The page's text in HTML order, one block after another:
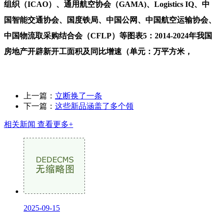
组织（ICAO）、通用航空协会（GAMA)、Logistics IQ、中
国智能交通协会、国度铁局、中国公网、中国航空运输协会、
中国物流取采购结合会（CFLP）等图表5：2014-2024年我国
房地产开辟新开工面积及同比增速（单元：万平方米，
上一篇： 立断换了一条
下一篇： 这些新品涵盖了多个领
相关新闻 查看更多+
2025-09-15